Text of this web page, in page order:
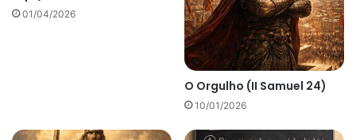
01/04/2026
O Orgulho (II Samuel 24)
10/01/2026